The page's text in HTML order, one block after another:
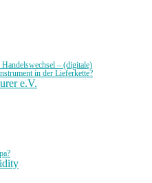
– (digitale)
in der Lieferkette?
e.V.